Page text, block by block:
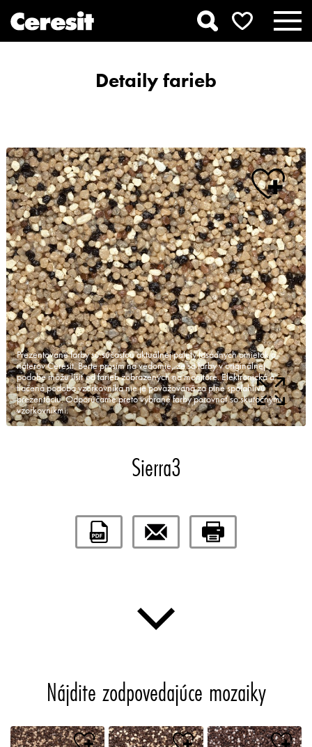
Detaily farieb
Prezentované farby sú súčasťou aktuálnej palety fasádnych omietok a
náterov Ceresit. Berte prosím na vedomie, že sa farby v originálnej
podobe môžu líšiť od farieb zobrazených na monitore. Elektronická a
tlačená podoba vzorkovníka nie je považovaná za plne spoľahlivú
prezentáciu. Odporúčame preto vybrané farby porovnať so skutočnými
vzorkovníkmi.
Sierra3
Nájdite zodpovedajúce mozaiky